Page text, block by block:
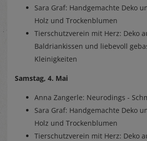
Sara Graf: Handgemachte Deko
Holz und Trockenblumen
Tierschutzverein mit Herz: Deko
Baldriankissen und liebevoll
Kleinigkeiten
Samstag, 4. Mai
Anna Zangerle: Neurodings -
Sara Graf: Handgemachte Deko
Holz und Trockenblumen
Tierschutzverein mit Herz: Deko